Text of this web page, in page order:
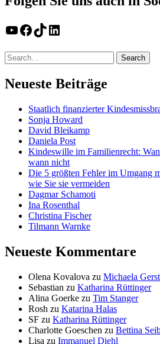
YouTube
Facebook
TikTokLinkedIn
Neueste Beiträge
Staatlich finanzierter
Sonja Howard
David Bleikamp
Daniela Post
Kindeswille im Familienrecht:
wann nicht
Die 5 größten Fehler im Umgang
wie Sie sie vermeiden
Dagmar Schamoti
Ina Rosenthal
Christina Fischer
Tilmann Warnke
Neueste Kommentare
Olena Kovalova zu Michaela
Sebastian zu Katharina Rüttinger
Alina Goerke zu Tim Stanger
Rosh zu Katarina Halas
SF zu Katharina Rüttinger
Charlotte Goeschen zu Bettina
Lisa zu Immanuel Diehl